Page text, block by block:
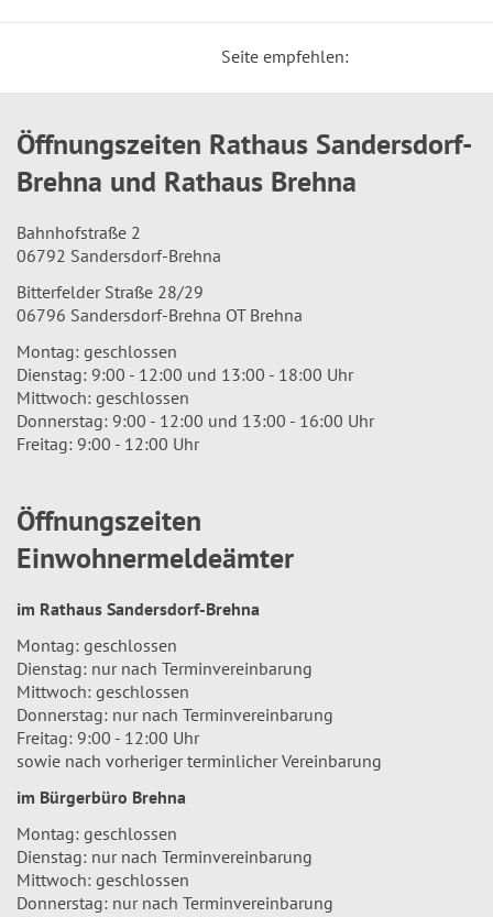
Seite empfehlen:
Öffnungszeiten Rathaus Sandersdorf-
Brehna und Rathaus Brehna
Bahnhofstraße 2
06792 Sandersdorf-Brehna
Bitterfelder Straße 28/29
06796 Sandersdorf-Brehna OT Brehna
Montag: geschlossen
Dienstag: 9:00 - 12:00 und 13:00 - 18:00 Uhr
Mittwoch: geschlossen
Donnerstag: 9:00 - 12:00 und 13:00 - 16:00 Uhr
Freitag: 9:00 - 12:00 Uhr
Öffnungszeiten
Einwohnermeldeämter
im Rathaus Sandersdorf-Brehna
Montag: geschlossen
Dienstag: nur nach Terminvereinbarung
Mittwoch: geschlossen
Donnerstag: nur nach Terminvereinbarung
Freitag: 9:00 - 12:00 Uhr
sowie nach vorheriger terminlicher Vereinbarung
im Bürgerbüro Brehna
Montag: geschlossen
Dienstag: nur nach Terminvereinbarung
Mittwoch: geschlossen
Donnerstag: nur nach Terminvereinbarung